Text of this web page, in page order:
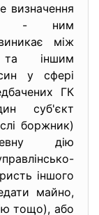
визначення
- ним
між
та іншим
у сфері
ГК
суб'єкт
боржник)
дію
іншого
майно,
тощо), або